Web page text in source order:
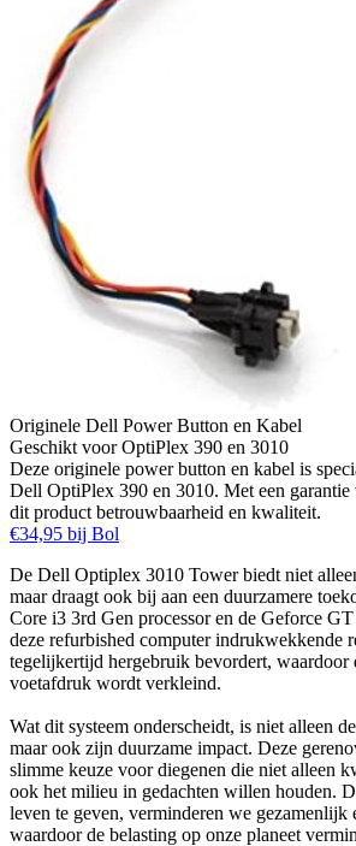
Originele Dell Power Button en Kabel
Geschikt voor OptiPlex 390 en 3010
Deze originele power button en kabel is
Dell OptiPlex 390 en 3010. Met een garantie
dit product betrouwbaarheid en kwaliteit.
€34,95 bij Bol
De Dell Optiplex 3010 Tower biedt niet
maar draagt ook bij aan een duurzamere
Core i3 3rd Gen processor en de Geforce
deze refurbished computer indrukwekkende
tegelijkertijd hergebruik bevordert, waardoor
voetafdruk wordt verkleind.
Wat dit systeem onderscheidt, is niet alleen
maar ook zijn duurzame impact. Deze
slimme keuze voor diegenen die niet alleen
ook het milieu in gedachten willen houden.
leven te geven, verminderen we gezamenlijk
waardoor de belasting op onze planeet